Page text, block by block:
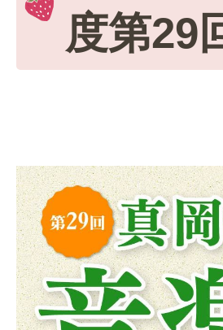
度第29